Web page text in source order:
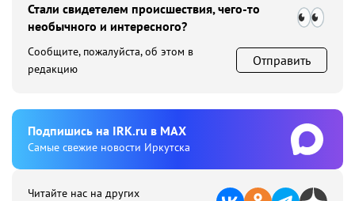
Стали свидетелем происшествия, чего-то
необычного и интересного?
Сообщите, пожалуйста, об этом в
редакцию
Отправить
Подпишиcь на IRK.ru в MAX
Cамые свежие новости Иркутска
Читайте нас на других